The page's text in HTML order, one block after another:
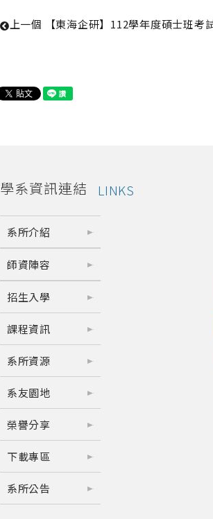
上一個 【東海企研】112學年度碩士班考
學系資訊連結 LINKS
系所介紹
師資陣容
招生入學
課程資訊
系所資源
系友園地
榮譽分享
下載專區
系所公告